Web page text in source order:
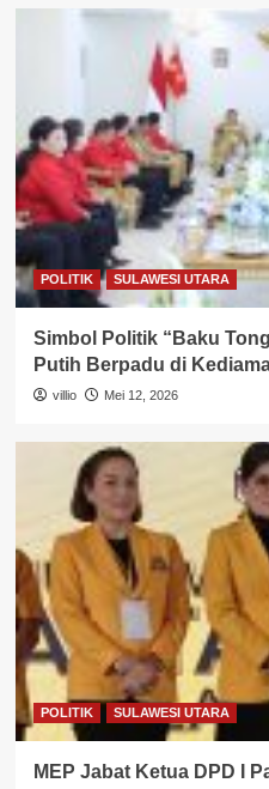
POLITIK SULAWESI UTARA
Simbol Politik “Baku
Putih Berpadu di
villio Mei 12, 2026
POLITIK SULAWESI UTARA
MEP Jabat Ketua DPD I